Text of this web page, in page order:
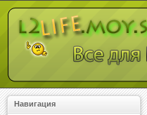
Навигация